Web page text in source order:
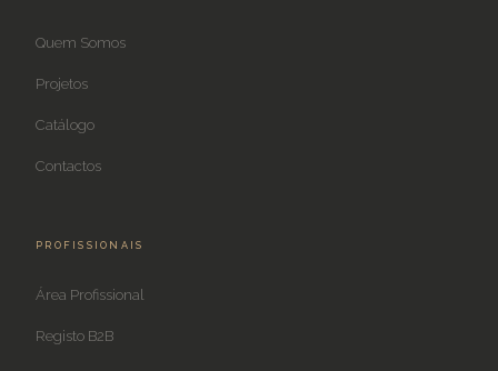
Quem Somos
Projetos
Catálogo
Contactos
PROFISSIONAIS
Área Profissional
Registo B2B